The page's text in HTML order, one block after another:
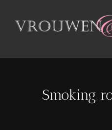
naar
inhoud
Smoking